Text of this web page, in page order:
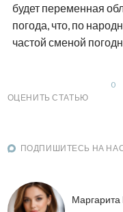
будет переменная
погода, что, по
частой сменой
ОЦЕНИТЬ СТАТЬЮ
0
ПОДПИШИТЕСЬ НА НАС
Маргарита